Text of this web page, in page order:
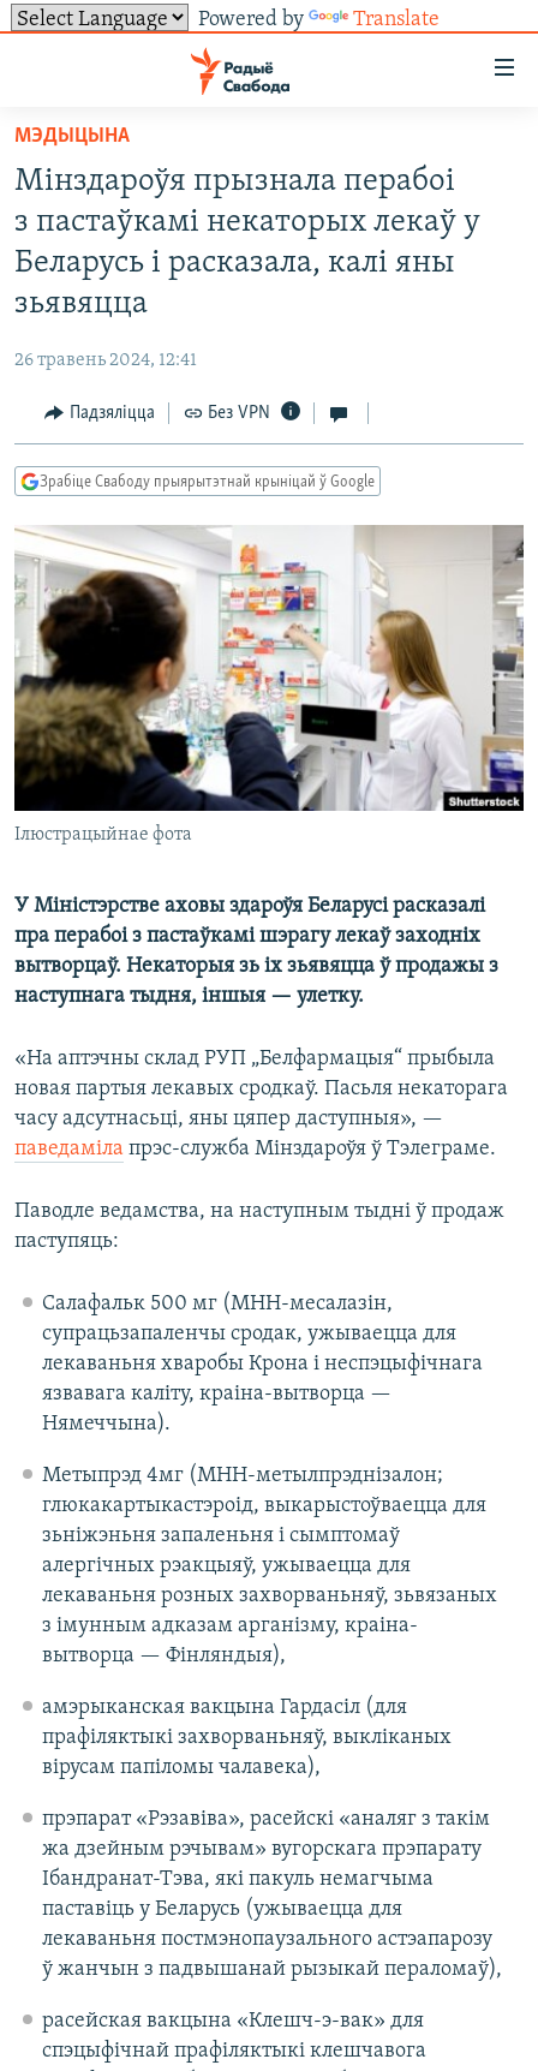
Powered by Translate
ўнівэрсальнага
доступу
Перайсьці
да
галоўнага
зьместу
Перайсьці
да
галоўнай
навігацыі
Перайсьці
да
пошуку
УСЕ НАВІНЫ
ЭКАНОМІКА
ВАЙНА
БЕЛАРУСЫ НА ВАЙНЕ
КУЛЬТУРА
КАЛЯНДАР
ТОЛЬКІ НА СВАБОДЗЕ
ПАДКАСТЫ
КНІГІ
АЎДЫЁКНІГІ
МОВА
НА ХВАЛЯХ СВАБОДЫ
СУВЯЗЬ
ПАДКАСТЫ
FACEBOOK
TWITTER
САЧЫЦЕ ЗА АБНАЎЛЕНЬНЯМІ
МЭДЫЦЫНА
Мінздароўя прызнала перабоі
з пастаўкамі некаторых лекаў у
Беларусь і расказала, калі яны
зьявяцца
26 травень 2024, 12:41
Падзяліцца Без VPN
Зрабіце Свабоду прыярытэтнай крыніцай ў Google
Ілюстрацыйнае фота
У Міністэрстве аховы здароўя Беларусі расказалі
пра перабоі з пастаўкамі шэрагу лекаў заходніх
вытворцаў. Некаторыя зь іх зьявяцца ў продажы з
наступнага тыдня, іншыя — улетку.
«На аптэчны склад РУП „Белфармацыя“ прыбыла
новая партыя лекавых сродкаў. Пасьля некаторага
часу адсутнасьці, яны цяпер даступныя», —
паведаміла прэс-служба Мінздароўя ў Тэлеграме.
Паводле ведамства, на наступным тыдні ў продаж
паступяць:
Салафальк 500 мг (МНН-месалазін,
супрацьзапаленчы сродак, ужываецца для
лекаваньня хваробы Крона і неспэцыфічнага
язвавага каліту, краіна-вытворца —
Нямеччына).
Метыпрэд 4мг (МНН-метылпрэднізалон;
глюкакартыкастэроід, выкарыстоўваецца для
зьніжэньня запаленьня і сымптомаў
алергічных рэакцыяў, ужываецца для
лекаваньня розных захворваньняў, зьвязаных
з імунным адказам арганізму, краіна-
вытворца — Фінляндыя),
амэрыканская вакцына Гардасіл (для
прафіляктыкі захворваньняў, выкліканых
вірусам папіломы чалавека),
прэпарат «Рэзавіва», расейскі «аналяг з такім
жа дзейным рэчывам» вугорскага прэпарату
Ібандранат-Тэва, які пакуль немагчыма
паставіць у Беларусь (ужываецца для
лекаваньня постмэнопаузального астэапарозу
ў жанчын з падвышанай рызыкай пераломаў),
расейская вакцына «Клешч-э-вак» для
спэцыфічнай прафіляктыкі клешчавога